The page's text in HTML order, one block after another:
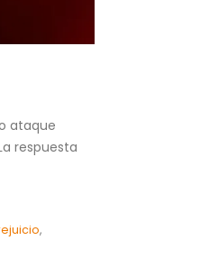
ataque
respuesta
,